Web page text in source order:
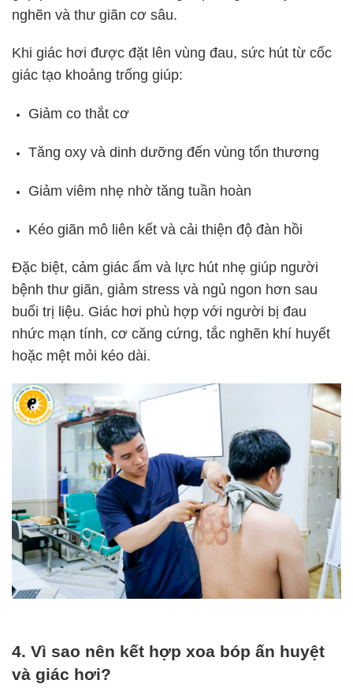
nghẽn và thư giãn cơ sâu.
Khi giác hơi được đặt lên vùng đau, sức hút từ cốc
giác tạo khoảng trống giúp:
Giảm co thắt cơ
Tăng oxy và dinh dưỡng đến vùng tổn thương
Giảm viêm nhẹ nhờ tăng tuần hoàn
Kéo giãn mô liên kết và cải thiện độ đàn hồi
Đặc biệt, cảm giác ấm và lực hút nhẹ giúp người
bệnh thư giãn, giảm stress và ngủ ngon hơn sau
buổi trị liệu. Giác hơi phù hợp với người bị đau
nhức mạn tính, cơ căng cứng, tắc nghẽn khí huyết
hoặc mệt mỏi kéo dài.
4. Vì sao nên kết hợp xoa bóp ấn huyệt
và giác hơi?